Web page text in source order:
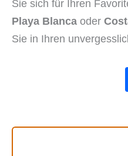
Sie sich für Ihren
Playa Blanca oder
Sie in Ihren